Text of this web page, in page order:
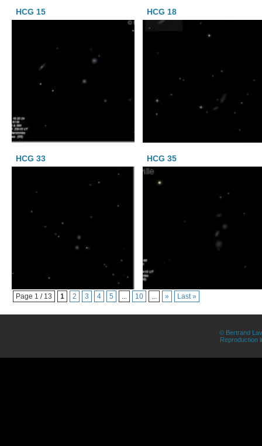
HCG 15 HCG 18
HCG 33 HCG 35
Page 1 / 13 1 2 3 4 5 ... 10 ... » Last »
© Bertrand
Reproduction